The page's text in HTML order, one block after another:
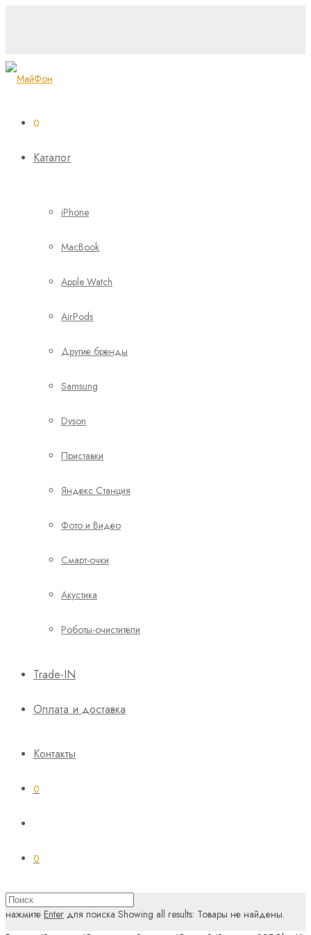
0
Каталог
iPhone
MacBook
Apple Watch
AirPods
Другие бренды
Samsung
Dyson
Приставки
Яндекс Станция
Фото и Видео
Смарт-очки
Акустика
Роботы-очистители
Trade-IN
Оплата и доставка
Контакты
0
0
нажмите Enter для поиска Showing all results: Товары не найдены.